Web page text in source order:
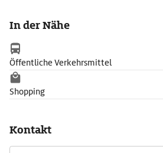
In der Nähe
Öffentliche Verkehrsmittel
Shopping
Kontakt